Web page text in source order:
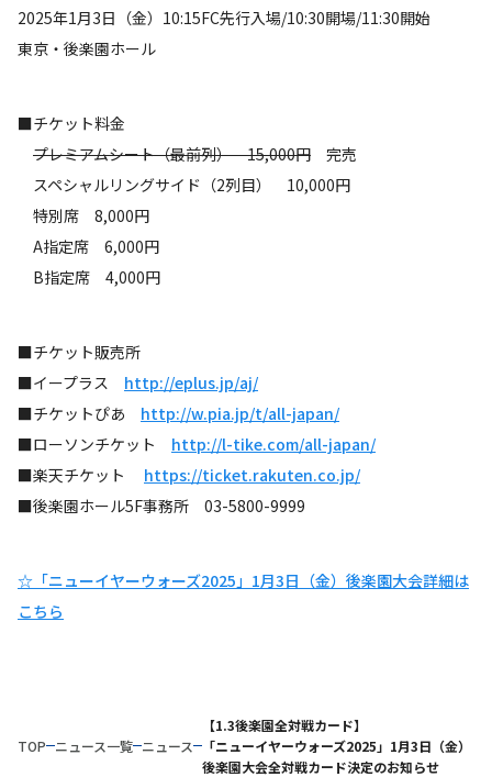
2025年1月3日（金）10:15FC先行入場/10:30開場/11:30開始
東京・後楽園ホール
■チケット料金
プレミアムシート（最前列） 15,000円 完売
スペシャルリングサイド（2列目） 10,000円
特別席 8,000円
A指定席 6,000円
B指定席 4,000円
■チケット販売所
■イープラス http://eplus.jp/aj/
■チケットぴあ http://w.pia.jp/t/all-japan/
■ローソンチケット http://l-tike.com/all-japan/
■楽天チケット https://ticket.rakuten.co.jp/
■後楽園ホール5F事務所 03-5800-9999
☆「ニューイヤーウォーズ2025」1月3日（金）後楽園大会詳細は
こちら
TOP ニュース一覧 ニュース
【1.3後楽園全対戦カード】
「ニューイヤーウォーズ2025」1月3日（金）
後楽園大会全対戦カード決定のお知らせ